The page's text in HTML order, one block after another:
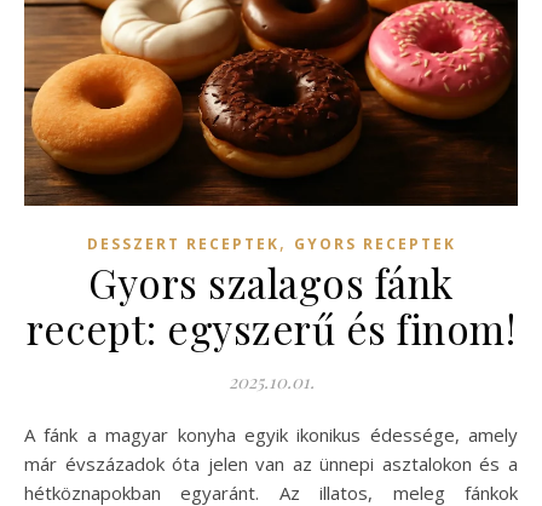
DESSZERT RECEPTEK, GYORS RECEPTEK
Gyors szalagos fánk
recept: egyszerű és finom!
2025.10.01.
A fánk a magyar konyha egyik ikonikus édessége, amely
már évszázadok óta jelen van az ünnepi asztalokon és a
hétköznapokban egyaránt. Az illatos, meleg fánkok